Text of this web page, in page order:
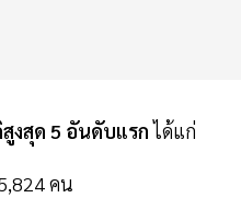
งสุด 5 อันดับแรกได้แก่
คน